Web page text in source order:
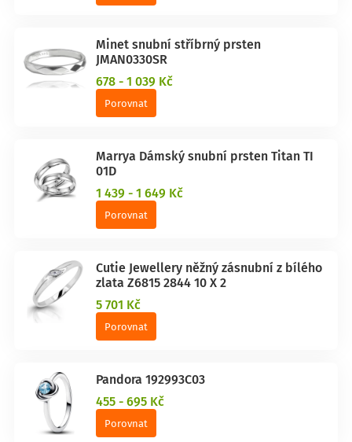
Minet snubní stříbrný prsten
JMAN0330SR
678 - 1 039 Kč
Porovnat
Marrya Dámský snubní prsten Titan TI
01D
1 439 - 1 649 Kč
Porovnat
Cutie Jewellery něžný zásnubní z bílého
zlata Z6815 2844 10 X 2
5 701 Kč
Porovnat
Pandora 192993C03
455 - 695 Kč
Porovnat